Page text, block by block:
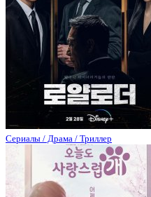
Сериалы / Драма / Триллер